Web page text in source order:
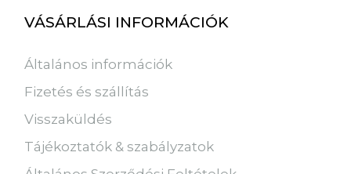
VÁSÁRLÁSI INFORMÁCIÓK
Általános információk
Fizetés és szállítás
Visszaküldés
Tájékoztatók & szabályzatok